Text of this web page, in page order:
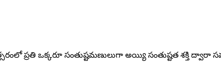
ప్రతి ఒక్కరూ సంతుష్టమణులుగా అయ్యి సంతుష్టత శక్తి